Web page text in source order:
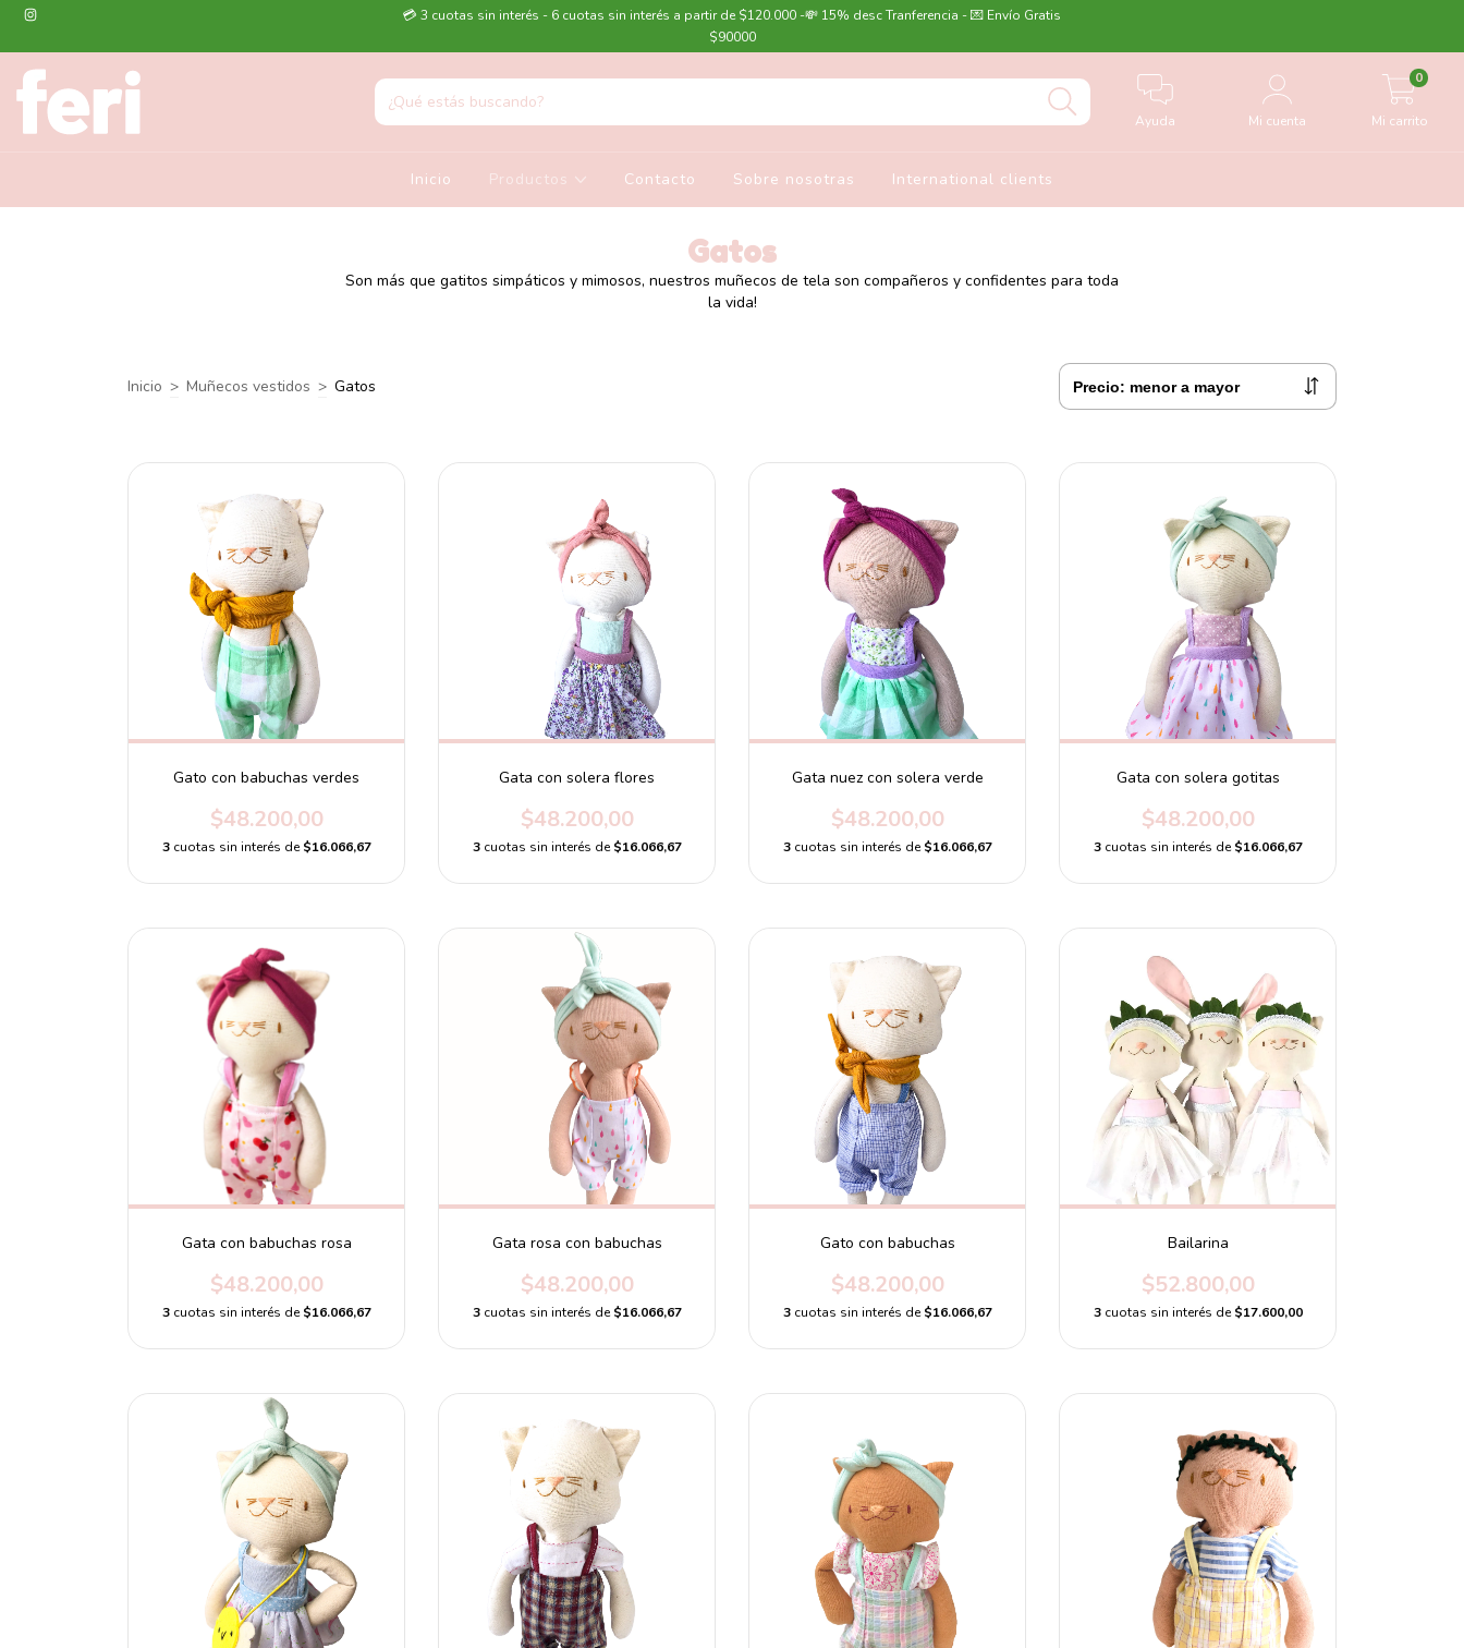
💳 3 cuotas sin interés - 6 cuotas sin interés a partir de $120.000 -💸 15% desc Tranferencia - 💌 Envío Gratis
$90000
Ayuda Mi cuenta Mi carrito
0
Inicio Productos Contacto Sobre nosotras International clients
Gatos
Son más que gatitos simpáticos y mimosos, nuestros muñecos de tela son compañeros y confidentes para toda
la vida!
Inicio > Muñecos vestidos > Gatos
Gato con babuchas verdes
$48.200,00
3 cuotas sin interés de$16.066,67
Gata con solera flores
$48.200,00
3 cuotas sin interés de$16.066,67
Gata nuez con solera verde
$48.200,00
3 cuotas sin interés de$16.066,67
Gata con solera gotitas
$48.200,00
3 cuotas sin interés de$16.066,67
Gata con babuchas rosa
$48.200,00
3 cuotas sin interés de$16.066,67
Gata rosa con babuchas
$48.200,00
3 cuotas sin interés de$16.066,67
Gato con babuchas
$48.200,00
3 cuotas sin interés de$16.066,67
Bailarina
$52.800,00
3 cuotas sin interés de$17.600,00